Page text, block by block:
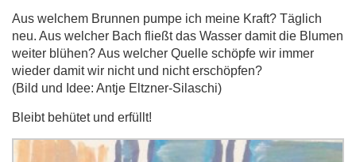
Aus welchem Brunnen pumpe ich meine Kraft? Täglich
neu. Aus welcher Bach fließt das Wasser damit die Blumen
weiter blühen? Aus welcher Quelle schöpfe wir immer
wieder damit wir nicht und nicht erschöpfen?
(Bild und Idee: Antje Eltzner-Silaschi)
Bleibt behütet und erfüllt!